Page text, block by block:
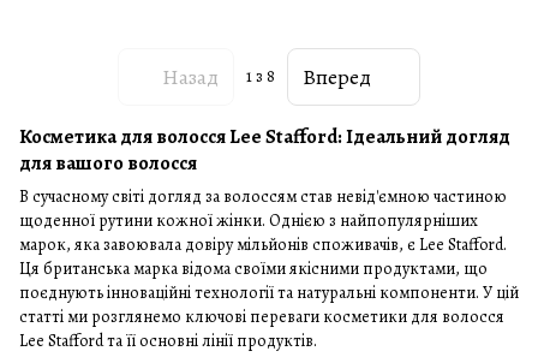
Назад 1з 8 Вперед
Косметика для волосся Lee Stafford: Ідеальний догляд
для вашого волосся
В сучасному світі догляд за волоссям став невід'ємною частиною
щоденної рутини кожної жінки. Однією з найпопулярніших
марок, яка завоювала довіру мільйонів споживачів, є Lee Stafford.
Ця британська марка відома своїми якісними продуктами, що
поєднують інноваційні технології та натуральні компоненти. У цій
статті ми розглянемо ключові переваги косметики для волосся
Lee Stafford та її основні лінії продуктів.